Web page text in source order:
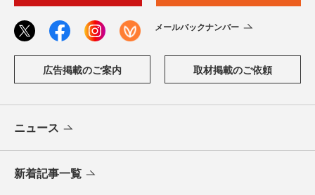
メールバックナンバー
広告掲載のご案内 取材掲載のご依頼
ニュース
新着記事一覧